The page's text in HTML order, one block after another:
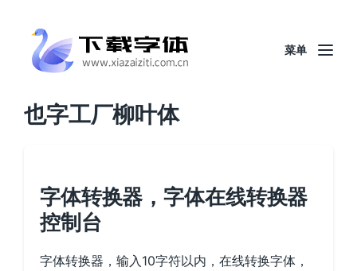
菜单
也字工厂柳叶体
字体转换器，字体在线转换器
控制台
字体转换器，输入10字符以内，在线转换字体，